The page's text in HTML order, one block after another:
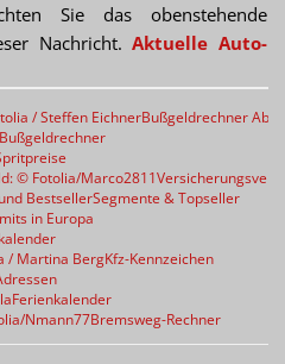
Sie das obenstehende
Nachricht.Aktuelle Auto-
Bußgeldrechner
Bußgeldrechner
Segmente & Topseller
in Europa
Kfz-Kennzeichen
Ferienkalender
Bremsweg-Rechner